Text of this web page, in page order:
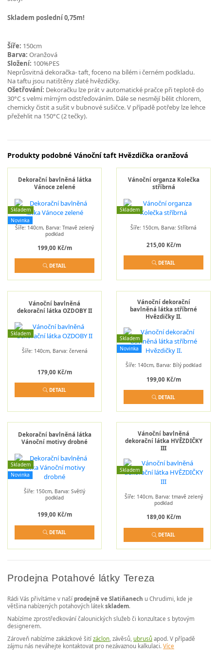
Skladem poslední 0,75m!
Šíře: 150cm
Barva: Oranžová
Složení: 100%PES
Neprůsvitná dekoračka- taft, foceno na bílém i černém podkladu.
Na taftu jsou natištěny zlaté hvězdičky.
Ošetřování: Dekoračku lze prát v automatické pračce při teplotě do
30°C s velmi mírným odstřeďováním. Dále se nesmějí bělit chlorem,
chemicky čistit a sušit v bubnové sušičce. V případě potřeby lze lehce
přežehlit na 150°C (2 tečky).
Produkty podobné Vánoční taft Hvězdička oranžová
Dekorační bavlněná látka
Vánoce zelené
Skladem
Novinka
Šíře: 140cm, Barva: Tmavě zelený
podklad
199,00 Kč/m
DETAIL
Vánoční organza Kolečka
stříbrná
Skladem
Šíře: 150cm, Barva: Stříbrná
215,00 Kč/m
DETAIL
Vánoční bavlněná
dekorační látka OZDOBY II
Skladem
Šíře: 140cm, Barva: červená
179,00 Kč/m
DETAIL
Vánoční dekorační
bavlněná látka stříbrné
Hvězdičky II.
Skladem
Novinka
Šíře: 140cm, Barva: Bílý podklad
199,00 Kč/m
DETAIL
Dekorační bavlněná látka
Vánoční motivy drobné
Skladem
Novinka
Šíře: 150cm, Barva: Světlý
podklad
199,00 Kč/m
DETAIL
Vánoční bavlněná
dekorační látka HVĚZDIČKY
III
Skladem
Šíře: 140cm, Barva: tmavě zelený
podklad
189,00 Kč/m
DETAIL
Prodejna Potahové látky Tereza
Rádi Vás přivítáme v naší prodejně ve Slatiňanech u Chrudimi, kde je
většina nabízených potahových látek skladem.
Nabízíme zprostředkování čalounických služeb či konzultace s bytovým
designerem.
Zároveň nabízíme zakázkové šití záclon, závěsů, ubrusů apod. V případě
zájmu nás neváhejte kontaktovat pro nezávaznou kalkulaci. Více